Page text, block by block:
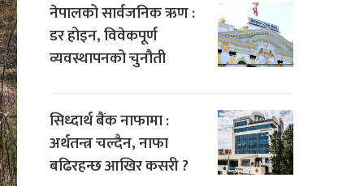
नेपालको सार्वजनिक ऋण :
डर होइन, विवेकपूर्ण
व्यवस्थापनको चुनौती
सिध्दार्थ बैंक नाफामा :
अर्थतन्त्र चल्दैन, नाफा
बढिरहन्छ आखिर कसरी ?